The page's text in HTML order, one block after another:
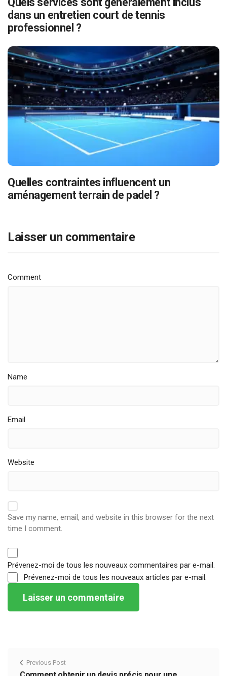
dans un entretien court de tennis
professionnel ?
Quelles contraintes influencent un
aménagement terrain de padel ?
Laisser un commentaire
Comment
Name
Email
Website
Save my name, email, and website in this browser for the next
time I comment.
Prévenez-moi de tous les nouveaux commentaires par e-mail.
Prévenez-moi de tous les nouveaux articles par e-mail.
Previous Post